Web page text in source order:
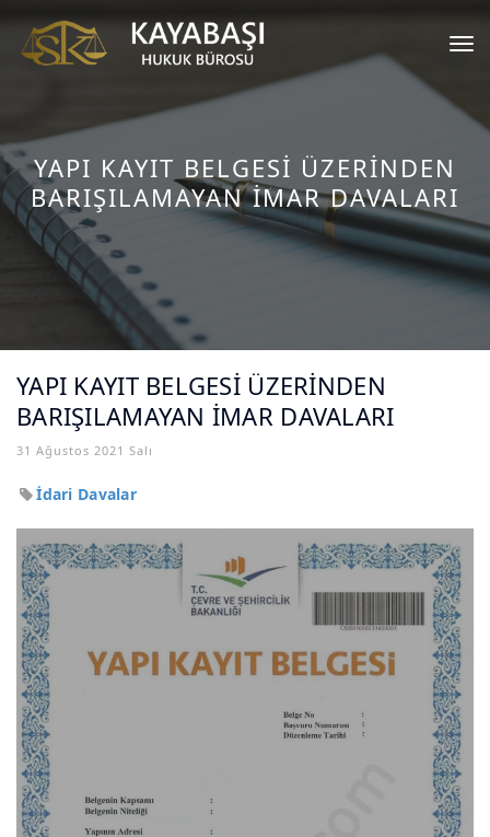
YAPI KAYIT BELGESİ ÜZERİNDEN
BARIŞILAMAYAN İMAR DAVALARI
YAPI KAYIT BELGESİ ÜZERİNDEN
BARIŞILAMAYAN İMAR DAVALARI
31 Ağustos 2021 Salı
İdari Davalar